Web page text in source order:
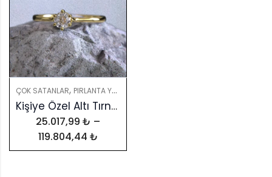
ÇOK SATANLAR, PIRLANTA YÜZÜKLER
Kişiye Özel Altı Tırnak Klasik Tektaş Yüzük – GIA & HRD Sertifikalı
25.017,99 ₺ –
119.804,44 ₺